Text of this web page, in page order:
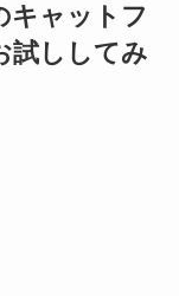
キャットフ
試ししてみ